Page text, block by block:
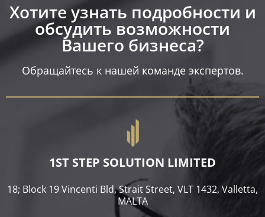
Хотите узнать подробности и
обсудить возможности
Вашего бизнеса?​
Обращайтесь к нашей команде экспертов.
1ST STEP SOLUTION LIMITED
18; Block 19 Vincenti Bld, Strait Street, VLT 1432, Valletta,
MALTA​